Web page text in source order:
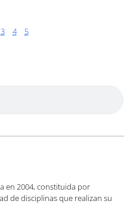
3 4 5
en 2004, constituida por
de disciplinas que realizan su